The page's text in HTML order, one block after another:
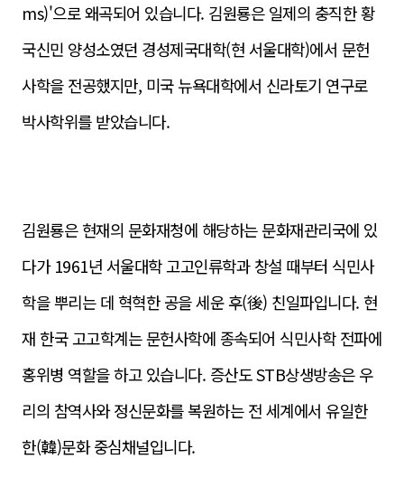
ms)'으로 왜곡되어 있습니다. 김원룡은 일제의 충직한 황
국신민 양성소였던 경성제국대학(현 서울대학)에서 문헌
사학을 전공했지만, 미국 뉴욕대학에서 신라토기 연구로
박사학위를 받았습니다.
김원룡은 현재의 문화재청에 해당하는 문화재관리국에 있
다가 1961년 서울대학 고고인류학과 창설 때부터 식민사
학을 뿌리는 데 혁혁한 공을 세운 후(後) 친일파입니다. 현
재 한국 고고학계는 문헌사학에 종속되어 식민사학 전파에
홍위병 역할을 하고 있습니다. 증산도 STB상생방송은 우
리의 참역사와 정신문화를 복원하는 전 세계에서 유일한
한(韓)문화 중심채널입니다.